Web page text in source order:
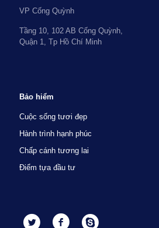
VP Cống Quỳnh
Tầng 10, 102 AB Cống Quỳnh,
Quận 1, Tp Hồ Chí Minh
Bảo hiểm
Cuộc sống tươi đẹp
Hành trình hạnh phúc
Chấp cánh tương lai
Điểm tựa đầu tư